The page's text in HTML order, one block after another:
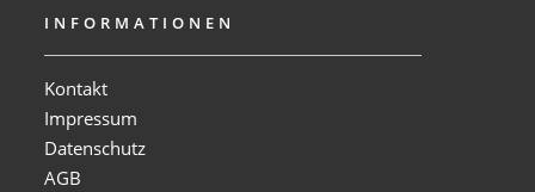
INFORMATIONEN
Kontakt
Impressum
Datenschutz
AGB